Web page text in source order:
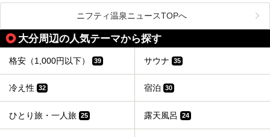
あるんです。
これを読んで別府温泉巡りの参考になればと思います。
八湯温泉道とは別府八湯を巡る体験型イベントで、施設を回
って88ヶ所のスタンプを集めて温泉名人の認定を目指すと
いうものです。
別府には朝早くから夜遅くまでやっている地元に根付いた銭
湯や、日帰りのみの大きな施設など様々な形態の温泉があり
ます。泉質も数多くなるので、好きな温泉から巡って温泉名
人を目指してみてはいかがでしょうか？
ニフティ温泉ニュースTOPへ
大分周辺の人気テーマから探す
格安（1,000円以下） 39 サウナ 35
冷え性 32 宿泊 30
ひとり旅・一人旅 25 露天風呂 24